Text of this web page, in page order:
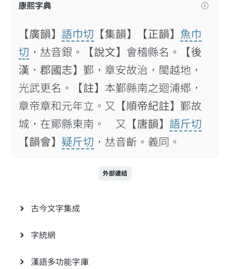
康熙字典
【廣韻】 語巾切 【集韻】 【正韻】 魚巾
切 ，𠀤音銀。 【說文】 會稽縣名。
【後
漢．郡國志】 鄞，章安故治，閩越地，
光武更名。
【註】 本鄞縣南之迴浦鄕，
章帝章和元年立。又
【順帝紀註】 鄞故
城，在鄮縣東南。 又
【唐韻】 語斤切
【韻會】 疑斤切 ，𠀤音齗。義同。
外部連結
古今文字集成
字統網
漢語多功能字庫